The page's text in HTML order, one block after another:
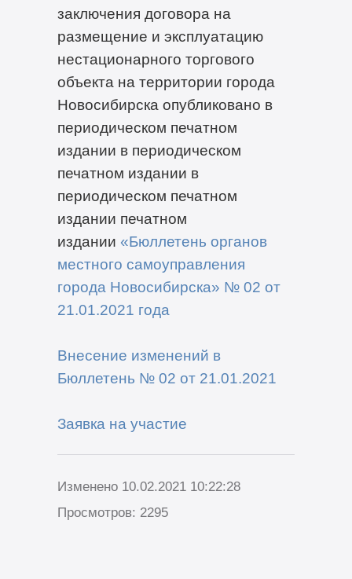
заключения договора на
размещение и эксплуатацию
нестационарного торгового
объекта на территории города
Новосибирска опубликовано в
периодическом печатном
издании в периодическом
печатном издании в
периодическом печатном
издании печатном
издании «Бюллетень органов
местного самоуправления
города Новосибирска» № 02 от
21.01.2021 года
Внесение изменений в
Бюллетень № 02 от 21.01.2021
Заявка на участие
Изменено 10.02.2021 10:22:28
Просмотров: 2295